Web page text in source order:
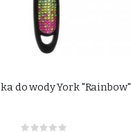
do wody York "Rainbow"